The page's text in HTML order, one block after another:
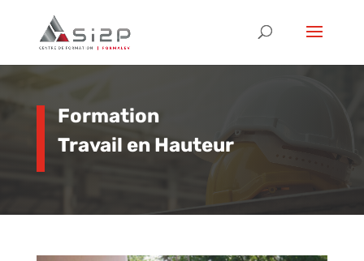
Formation
Travail en Hauteur